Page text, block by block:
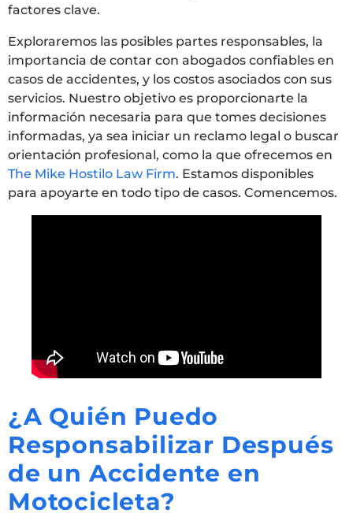
factores clave.
Exploraremos las posibles partes responsables, la
importancia de contar con abogados confiables en
casos de accidentes, y los costos asociados con sus
servicios. Nuestro objetivo es proporcionarte la
información necesaria para que tomes decisiones
informadas, ya sea iniciar un reclamo legal o buscar
orientación profesional, como la que ofrecemos en
The Mike Hostilo Law Firm. Estamos disponibles
para apoyarte en todo tipo de casos. Comencemos.
¿A Quién Puedo
Responsabilizar Después
de un Accidente en
Motocicleta?